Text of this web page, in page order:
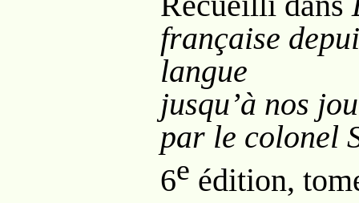
française
langue
jusqu’à nos
par le colonel
6e édition,